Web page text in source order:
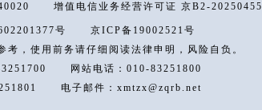
增值电信业务经营许可证 京B2-20250455
号
京ICP备19002521号
考，使用前务请仔细阅读法律申明，风险自负。
网站电话：010-83251800
电子邮件：xmtzx@zqrb.net